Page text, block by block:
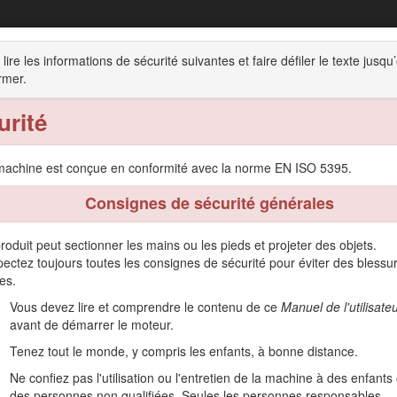
lire les informations de sécurité suivantes et faire défiler le texte
est conçue en conformité avec la norme EN ISO 5395.
Consignes de sécurité générales
peut sectionner les mains ou les pieds et projeter des objets.
toujours toutes les consignes de sécurité pour éviter des
Vous devez lire et comprendre le contenu de ce Manuel de
avant de démarrer le moteur.
Tenez tout le monde, y compris les enfants, à bonne distance.
Ne confiez pas l'utilisation ou l'entretien de la machine à des enfants
Tondeuse autoportée Z Master® série
avec plateau de coupe de 122 cm
Utilisation
aux professionnels et aux utilisateurs temporaires. Elle est
L'utilisation de ce produit à d'autres fins que celle
utiliser et entretenir correctement votre produit, et éviter
produit.
de formation à la sécurité et à l'utilisation des produits, pour tout
ou pour enregistrer votre produit.
Toro d'origine ou des renseignements complémentaires,